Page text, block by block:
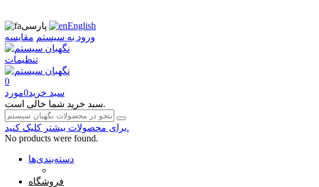
پارسی
English
ورود به سیستم مقایسه
تنظیمات
0
سبد خرید0مورد
سبد خرید شما خالی است.
برای محصولات بیشتر کلیک کنید.
No products were found.
دسته‌بندی‌ها
فروشگاه